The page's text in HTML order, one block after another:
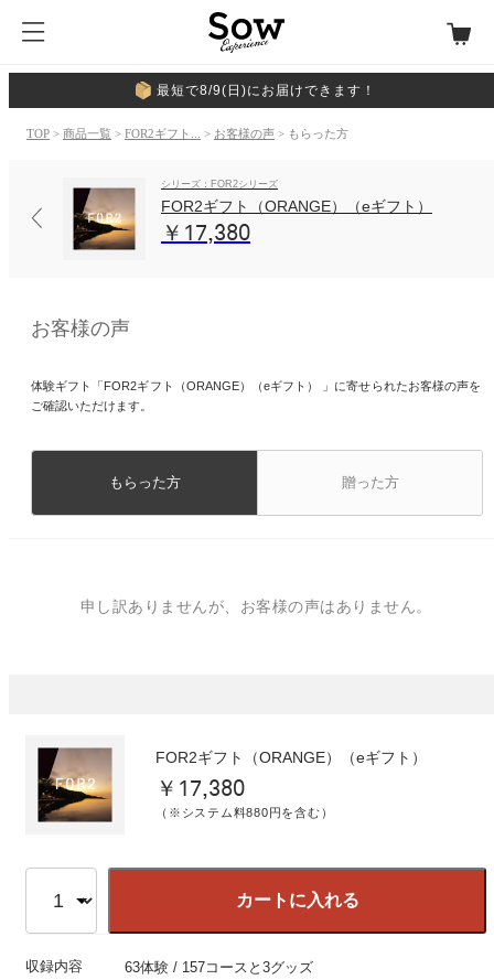
最短で8/9(日)にお届けできます！
TOP > 商品一覧 > FOR2ギフト... > お客様の声 > もらった方
シリーズ：FOR2シリーズ
FOR2ギフト（ORANGE）（eギフト）
￥17,380
お客様の声
体験ギフト「FOR2ギフト（ORANGE）（eギフト） 」に寄せられたお客様の声を
ご確認いただけます。
もらった方 贈った方
申し訳ありませんが、お客様の声はありません。
FOR2ギフト（ORANGE）（eギフト）
￥17,380
（※システム料880円を含む）
カートに入れる
収録内容 63体験 / 157コースと3グッズ